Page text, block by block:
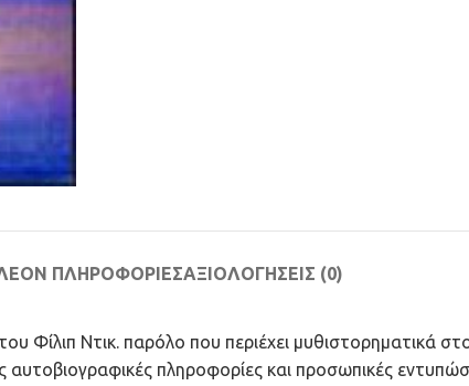
ΠΛΗΡΟΦΟΡΊΕΣΑΞΙΟΛΟΓΉΣΕΙΣ (0)
Ντικ. παρόλο που περιέχει μυθιστορηματικά
αυτοβιογραφικές πληροφορίες και προσωπικές